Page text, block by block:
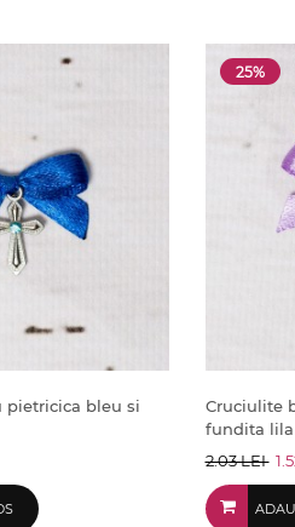
pietricica bleu si
25%
Cruciulite
fundita lila
2.03 LEI